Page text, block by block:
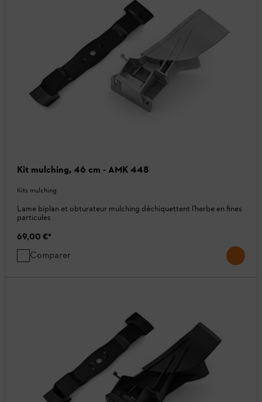
Kit mulching, 46 cm - AMK 448
Kits mulching
Lame biplan et obturateur mulching déchiquettent l'herbe en fines
particules
69,00 €*
Comparer